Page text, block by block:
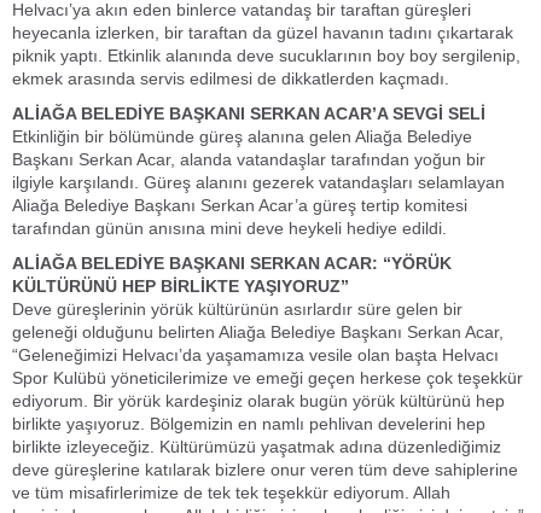
Helvacı’ya akın eden binlerce vatandaş bir taraftan güreşleri
heyecanla izlerken, bir taraftan da güzel havanın tadını çıkartarak
piknik yaptı. Etkinlik alanında deve sucuklarının boy boy sergilenip,
ekmek arasında servis edilmesi de dikkatlerden kaçmadı.
ALİAĞA BELEDİYE BAŞKANI SERKAN ACAR’A SEVGİ SELİ
Etkinliğin bir bölümünde güreş alanına gelen Aliağa Belediye
Başkanı Serkan Acar, alanda vatandaşlar tarafından yoğun bir
ilgiyle karşılandı. Güreş alanını gezerek vatandaşları selamlayan
Aliağa Belediye Başkanı Serkan Acar’a güreş tertip komitesi
tarafından günün anısına mini deve heykeli hediye edildi.
ALİAĞA BELEDİYE BAŞKANI SERKAN ACAR: “YÖRÜK
KÜLTÜRÜNÜ HEP BİRLİKTE YAŞIYORUZ”
Deve güreşlerinin yörük kültürünün asırlardır süre gelen bir
geleneği olduğunu belirten Aliağa Belediye Başkanı Serkan Acar,
“Geleneğimizi Helvacı’da yaşamamıza vesile olan başta Helvacı
Spor Kulübü yöneticilerimize ve emeği geçen herkese çok teşekkür
ediyorum. Bir yörük kardeşiniz olarak bugün yörük kültürünü hep
birlikte yaşıyoruz. Bölgemizin en namlı pehlivan develerini hep
birlikte izleyeceğiz. Kültürümüzü yaşatmak adına düzenlediğimiz
deve güreşlerine katılarak bizlere onur veren tüm deve sahiplerine
ve tüm misafirlerimize de tek tek teşekkür ediyorum. Allah